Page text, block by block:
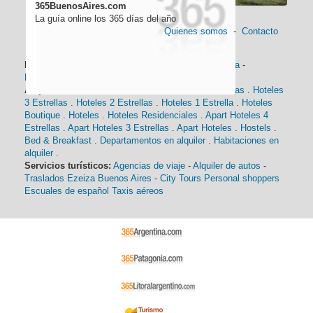
365BuenosAires.com
La guía online los 365 días del año
Quienes somos - Contacto
Historia-
Alojamiento:
Hoteles 4 Estrellas . Hoteles
3 Estrellas . Hoteles 2 Estrellas . Hoteles 1 Estrella. Hoteles
Boutique . Hoteles . Hoteles Residenciales . Apart Hoteles 4
Estrellas . Apart Hoteles 3 Estrellas . Apart Hoteles . Hostels .
Bed & Breakfast . Departamentos en alquiler . Habitaciones en
alquiler .
Servicios turísticos: Agencias de viaje - Alquiler de autos -
Traslados Ezeiza Buenos Aires - City Tours Personal shoppers
Escuales de español Taxis aéreos